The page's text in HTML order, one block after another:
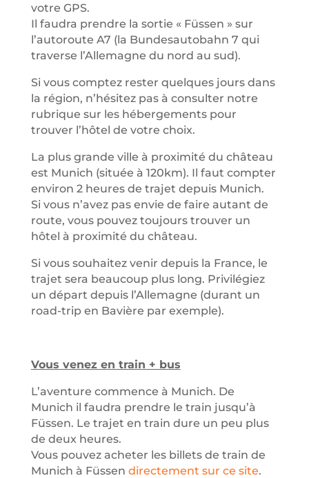
votre GPS.
Il faudra prendre la sortie « Füssen » sur
l’autoroute A7 (la Bundesautobahn 7 qui
traverse l’Allemagne du nord au sud).
Si vous comptez rester quelques jours dans
la région, n’hésitez pas à consulter notre
rubrique sur les hébergements pour
trouver l’hôtel de votre choix.
La plus grande ville à proximité du château
est Munich (située à 120km). Il faut compter
environ 2 heures de trajet depuis Munich.
Si vous n’avez pas envie de faire autant de
route, vous pouvez toujours trouver un
hôtel à proximité du château.
Si vous souhaitez venir depuis la France, le
trajet sera beaucoup plus long. Privilégiez
un départ depuis l’Allemagne (durant un
road-trip en Bavière par exemple).
Vous venez en train + bus
L’aventure commence à Munich. De
Munich il faudra prendre le train jusqu’à
Füssen. Le trajet en train dure un peu plus
de deux heures.
Vous pouvez acheter les billets de train de
Munich à Füssen directement sur ce site.